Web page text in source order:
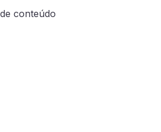
conteúdo